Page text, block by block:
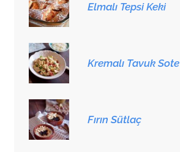
Elmalı Tepsi Keki
Kremalı Tavuk Sote
Fırın Sütlaç